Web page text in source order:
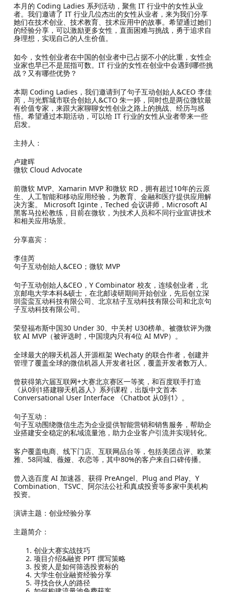
本月的 Coding Ladies 系列活动，聚焦 IT 行业中的女性从业
者。我们邀请了 IT 行业几位杰出的女性从业者，来为我们分享
她们在技术创业、技术教育、技术应用中的故事。希望通过她们
的经验分享，可以激励更多女性，直面困难与挑战，勇于追求自
身理想，实现自己的人生价值。
如今，女性创业者在中国的创业者中已占据不小的比重，女性企
业家也早已不是屈指可数。IT 行业的女性在创业中会遇到哪些挑
战？又有哪些优势？
本期 Coding Ladies，我们邀请到了句子互动创始人&CEO 李佳
芮，与光辉城市联合创始人&CTO 朱一婷，同时也是两位微软最
有价值专家，来跟大家聊聊女性创业之路上的挑战、经历与感
悟。希望通过本期活动，可以给 IT 行业的女性从业者带来一些
启发。
主持人：
卢建晖
微软 Cloud Advocate
前微软 MVP、Xamarin MVP 和微软 RD，拥有超过10年的云原
生、人工智能和移动应用经验，为教育、金融和医疗提供应用解
决方案。 Microsoft Iginte，Teched 会议讲师，Microsoft AI
黑客马拉松教练，目前在微软，为技术人员和不同行业宣讲技术
和相关应用场景。
分享嘉宾：
李佳芮
句子互动创始人&CEO；微软 MVP
句子互动创始人&CEO，Y Combinator 校友，连续创业者，北
京邮电大学本科&硕士，在北邮读研期间开始创业，先后创立深
圳蛮蛮互动科技有限公司、北京桔子互动科技有限公司和北京句
子互动科技有限公司。
荣登福布斯中国30 Under 30、中关村 U30榜单。被微软评为微
软 AI MVP（被评选时，中国境内只有4位 AI MVP）。
全球最大的聊天机器人开源框架 Wechaty 的联合作者，创建并
管理了覆盖全球的微信机器人开发者社区，覆盖开发者数万人。
曾获得第六届互联网+大赛北京赛区一等奖，和百度联手打造
《从0到1搭建聊天机器人》系列课程，出版中文首本
Conversational User Interface 《Chatbot 从0到1》。
句子互动：
句子互动围绕微信生态为企业提供智能营销和销售服务，帮助企
业搭建安全稳定的私域流量池，助力企业客户引流并实现转化。
客户覆盖电商、线下门店、互联网品台等，包括美团点评、欧莱
雅、58同城、薇娅、衣恋等，其中80%的客户来自口碑传播。
曾入选百度 AI 加速器、获得 PreAngel、Plug and Play、Y
Combination、TSVC、阿尔法公社和真成投资等多家中美机构
投资。
演讲主题：创业经验分享
主题简介：
创业大赛实战技巧
项目介绍&融资 PPT 撰写策略
投资人是如何筛选投资标的
大学生创业融资经验分享
寻找合伙人的路径